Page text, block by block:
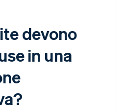
devono
in una